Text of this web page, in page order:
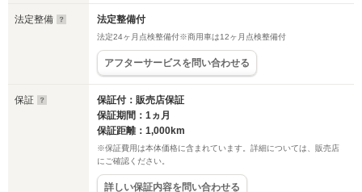
法定整備 法定整備付
法定24ヶ月点検整備付※商用車は12ヶ月点検整備付
アフターサービスを問い合わせる
保証
保証付：販売店保証
保証期間：1ヵ月
保証距離：1,000km
※保証費用は本体価格に含まれています。詳細については、販売店
にご確認ください。
詳しい保証内容を問い合わせる